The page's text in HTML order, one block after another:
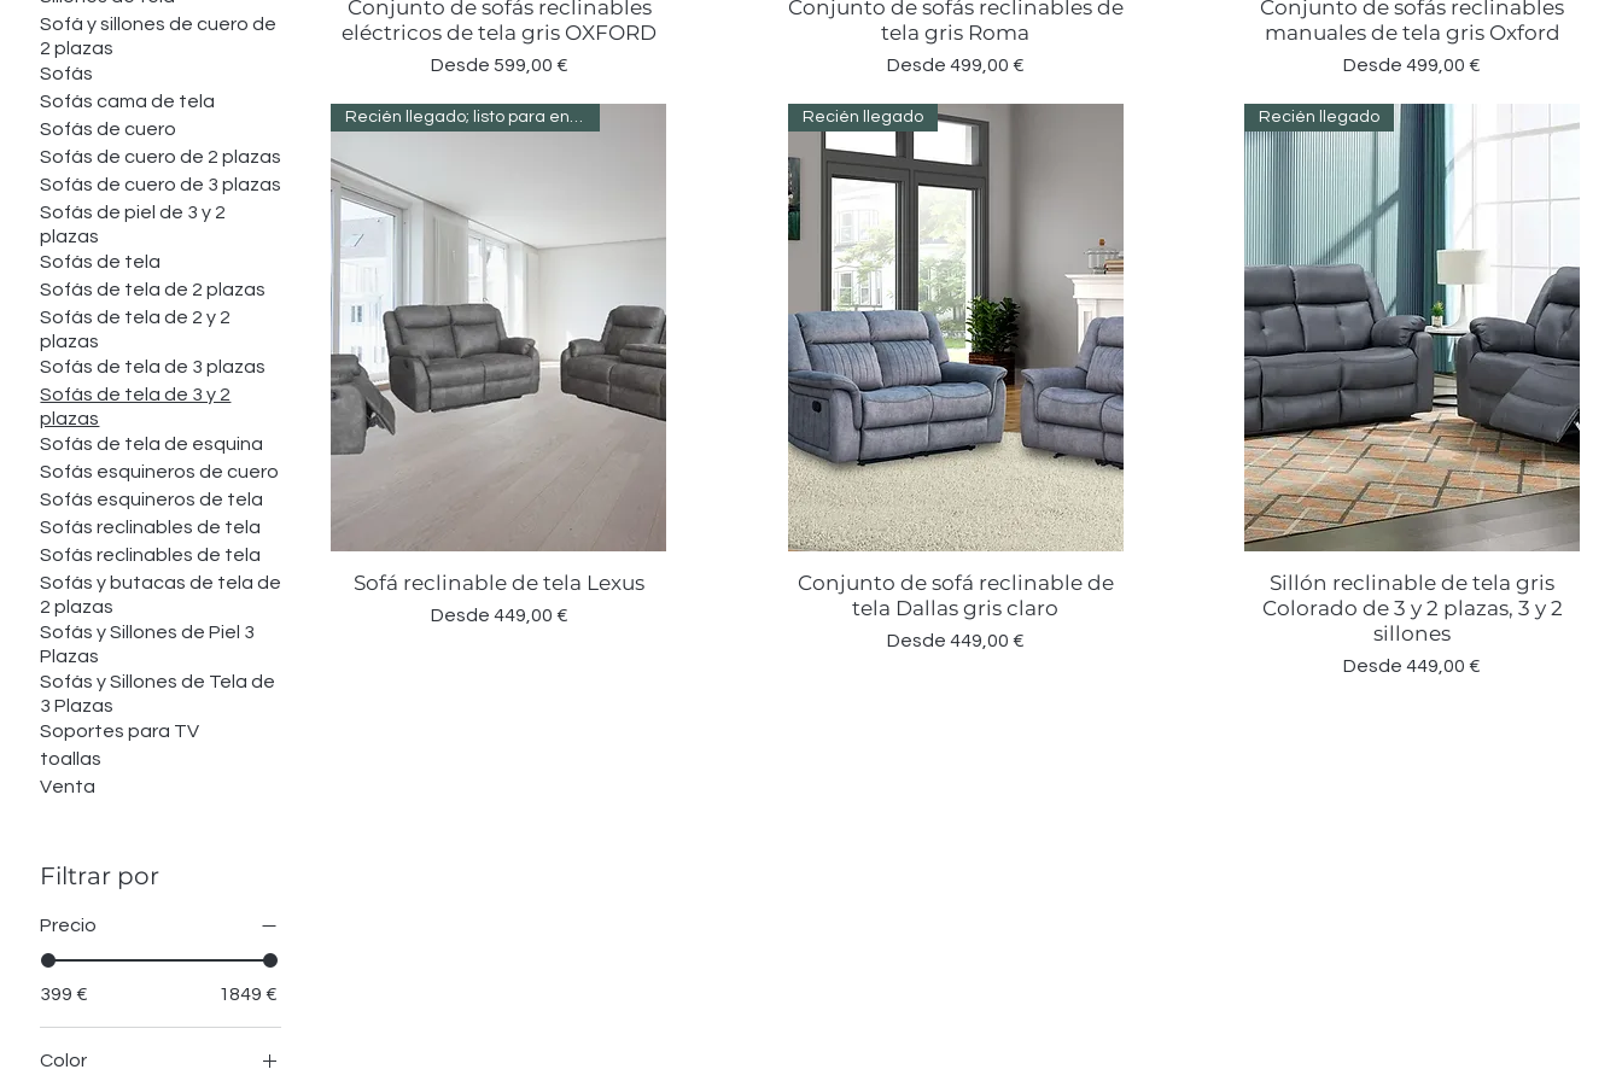
Sofá y sillones de cuero de
2 plazas
Sofás
Sofás cama de tela
Sofás de cuero
Sofás de cuero de 2 plazas
Sofás de cuero de 3 plazas
Sofás de piel de 3 y 2
plazas
Sofás de tela
Sofás de tela de 2 plazas
Sofás de tela de 2 y 2
plazas
Sofás de tela de 3 plazas
Sofás de tela de 3 y 2
plazas
Sofás de tela de esquina
Sofás esquineros de cuero
Sofás esquineros de tela
Sofás reclinables de tela
Sofás reclinables de tela
Sofás y butacas de tela de
2 plazas
Sofás y Sillones de Piel 3
Plazas
Sofás y Sillones de Tela de
3 Plazas
Soportes para TV
toallas
Venta
Filtrar por
Precio
399 € 1849 €
Color
Vista rápida
Conjunto de sofás reclinables
eléctricos de tela gris OXFORD
Desde 599,00 €
Precio de oferta
Vista rápida
Conjunto de sofás reclinables de
tela gris Roma
Desde 499,00 €
Precio de oferta
Vista rápida
Conjunto de sofás reclinables
manuales de tela gris Oxford
Desde499,00 €
Precio de oferta
Vista rápida
Sofá reclinable de tela Lexus
Desde 449,00 €
Precio de oferta
Vista rápida
Recién llegado
Conjunto de sofá reclinable de
tela Dallas gris claro
Desde 449,00 €
Precio de oferta
Vista rápida
Recién llegado
Sillón reclinable de tela gris
Colorado de 3 y 2 plazas, 3 y 2
sillones
Desde449,00 €
Precio de oferta